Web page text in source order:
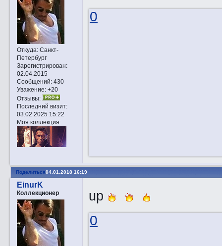
Откуда:Санкт-
Петербург
Зарегистрирован:
02.04.2015
Сообщений:430
Уважение: +20
Отзывы:
Последний визит:
03.02.2025 15:22
Моя коллекция:
0
Поделиться04.01.2018 16:19
EinurK
Коллекционер
up
0